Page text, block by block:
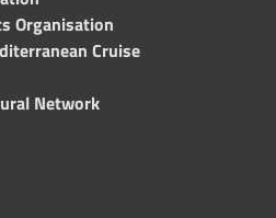
Organisation
Cruise
Network